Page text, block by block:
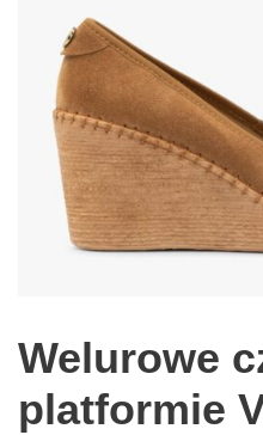
Welurowe
platformie